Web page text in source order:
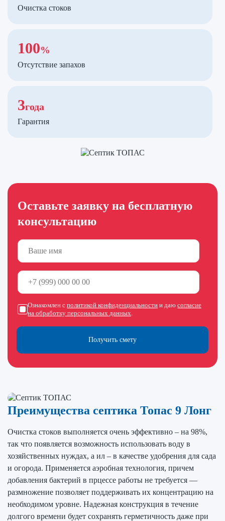
Очистка стоков
100%
Отсутствие запахов
3года
Гарантия
Оставьте заявку на бесплатную
консультацию
Получить смету
Ознакомлен с политикой конфиденциальности и даю согласие
на обработку персональных данных
Преимущества септика Топас 9 Лонг
Очистка стоков выполняется очень эффективно – на 98%,
так что появляется возможность использовать воду в
хозяйственных нуждах, а ил – в качестве удобрения для сада
и огорода. Применяется аэробная технология, причем
добавления бактерий в прцессе работы не требуется —
размножение позволяет поддерживать их концентрацию на
необходимом уровне. Надежная конструкция в течение
долгого времени будет сохранять герметичность даже при